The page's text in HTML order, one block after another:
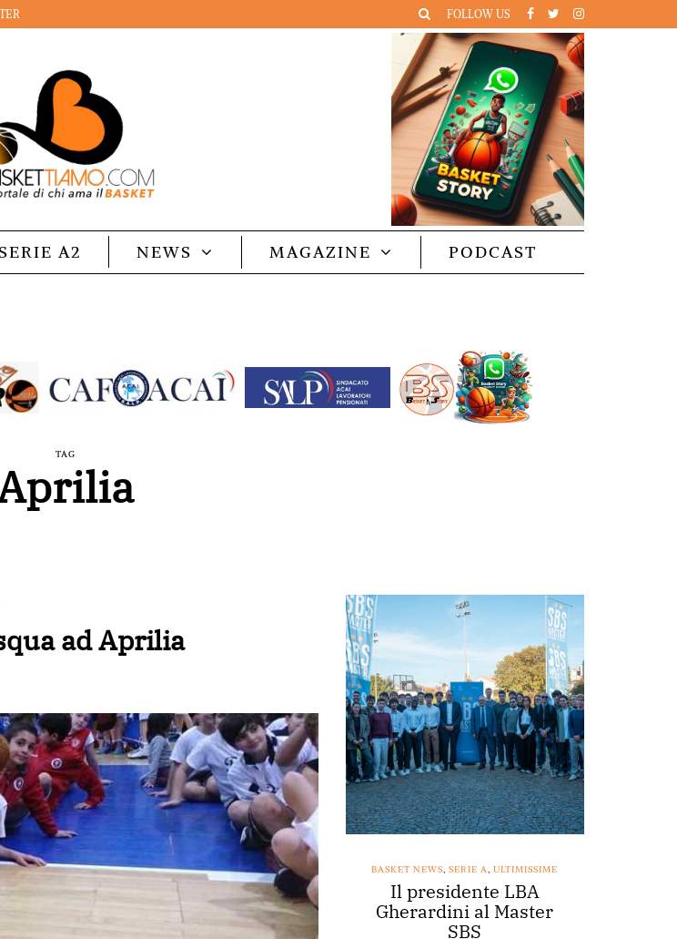
FOLLOW US
SERIE A2 NEWS MAGAZINE PODCAST
TAG
ad Aprilia
di
«The
BASKET NEWS,ULTIMISSIME
Piazza Paci a canestro
con un’opera d’arte a
cielo aperto
BASKET NEWS,SERIE A,ULTIMISSIME
Il presidente LBA
Gherardini al Master
SBS